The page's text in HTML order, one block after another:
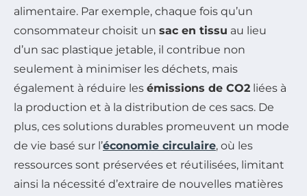
alimentaire. Par exemple, chaque fois qu’un
consommateur choisit un sac en tissu au lieu
d’un sac plastique jetable, il contribue non
seulement à minimiser les déchets, mais
également à réduire les émissions de CO2 liées à
la production et à la distribution de ces sacs. De
plus, ces solutions durables promeuvent un mode
de vie basé sur l’économie circulaire, où les
ressources sont préservées et réutilisées, limitant
ainsi la nécessité d’extraire de nouvelles matières